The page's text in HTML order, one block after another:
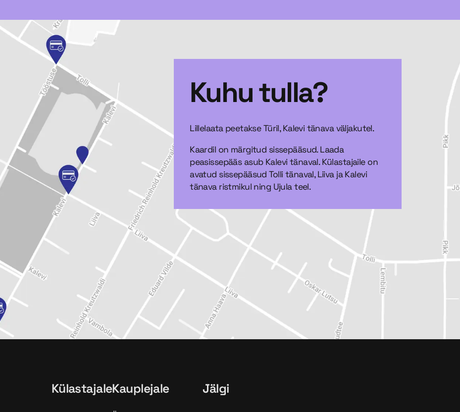
Kuhu tulla?
Lillelaata peetakse Türil, Kalevi tänava väljakutel.
Kaardil on märgitud sissepääsud. Laada
peasissepääs asub Kalevi tänaval. Külastajaile on
avatud sissepääsud Tolli tänaval, Liiva ja Kalevi
tänava ristmikul ning Ujula teel.
KülastajaleKauplejale Jälgi